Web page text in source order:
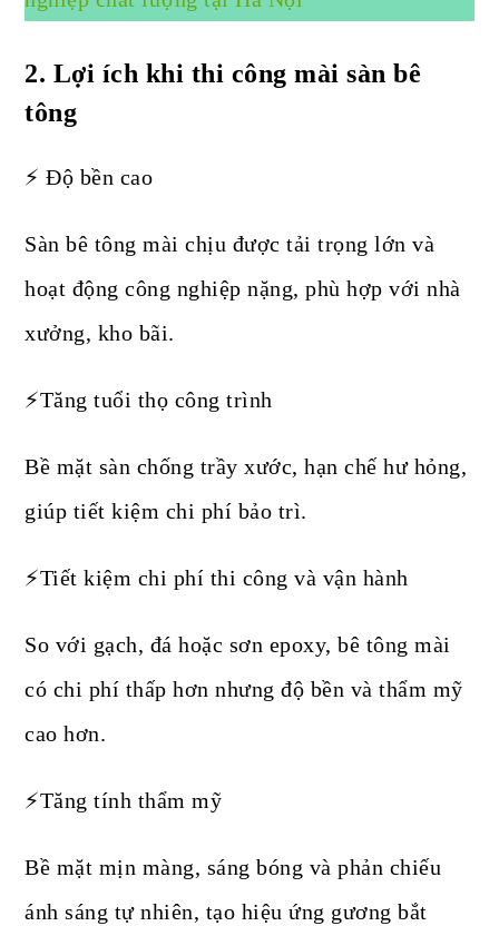
2. Lợi ích khi thi công mài sàn bê
tông
⚡ Độ bền cao
Sàn bê tông mài chịu được tải trọng lớn và
hoạt động công nghiệp nặng, phù hợp với nhà
xưởng, kho bãi.
⚡Tăng tuổi thọ công trình
Bề mặt sàn chống trầy xước, hạn chế hư hỏng,
giúp tiết kiệm chi phí bảo trì.
⚡Tiết kiệm chi phí thi công và vận hành
So với gạch, đá hoặc sơn epoxy, bê tông mài
có chi phí thấp hơn nhưng độ bền và thẩm mỹ
cao hơn.
⚡Tăng tính thẩm mỹ
Bề mặt mịn màng, sáng bóng và phản chiếu
ánh sáng tự nhiên, tạo hiệu ứng gương bắt